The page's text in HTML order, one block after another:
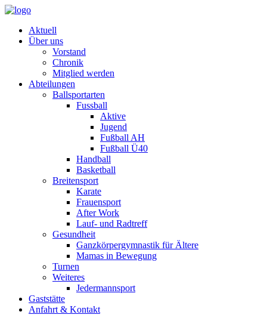
Aktuell
Über uns
Vorstand
Chronik
Mitglied werden
Abteilungen
Ballsportarten
Fussball
Aktive
Jugend
Fußball AH
Fußball Ü40
Handball
Basketball
Breitensport
Karate
Frauensport
After Work
Lauf- und Radtreff
Gesundheit
Ganzkörpergymnastik für Ältere
Mamas in Bewegung
Turnen
Weiteres
Jedermannsport
Gaststätte
Anfahrt & Kontakt